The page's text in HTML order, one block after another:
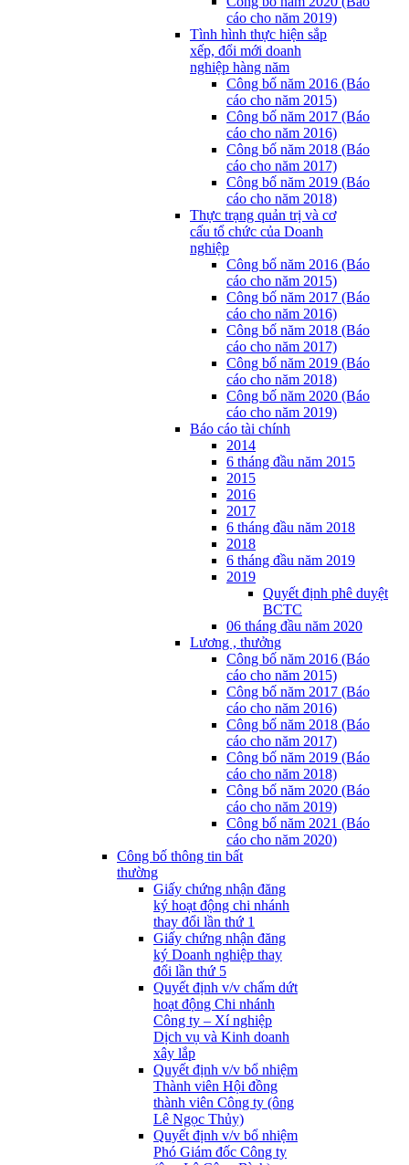
cáo cho năm 2019)
Tình hình thực hiện sắp
xếp, đổi mới doanh
nghiệp hàng năm
Công bố năm 2016 (Báo
cáo cho năm 2015)
Công bố năm 2017 (Báo
cáo cho năm 2016)
Công bố năm 2018 (Báo
cáo cho năm 2017)
Công bố năm 2019 (Báo
cáo cho năm 2018)
Thực trạng quản trị và cơ
cấu tổ chức của Doanh
nghiệp
Công bố năm 2016 (Báo
cáo cho năm 2015)
Công bố năm 2017 (Báo
cáo cho năm 2016)
Công bố năm 2018 (Báo
cáo cho năm 2017)
Công bố năm 2019 (Báo
cáo cho năm 2018)
Công bố năm 2020 (Báo
cáo cho năm 2019)
Báo cáo tài chính
2014
6 tháng đầu năm 2015
2015
2016
2017
6 tháng đầu năm 2018
2018
6 tháng đầu năm 2019
2019
Quyết định phê duyệt
BCTC
06 tháng đầu năm 2020
Lương , thưởng
Công bố năm 2016 (Báo
cáo cho năm 2015)
Công bố năm 2017 (Báo
cáo cho năm 2016)
Công bố năm 2018 (Báo
cáo cho năm 2017)
Công bố năm 2019 (Báo
cáo cho năm 2018)
Công bố năm 2020 (Báo
cáo cho năm 2019)
Công bố năm 2021 (Báo
cáo cho năm 2020)
Công bố thông tin bất
thường
Giấy chứng nhận đăng
ký hoạt động chi nhánh
thay đổi lần thứ 1
Giấy chứng nhận đăng
ký Doanh nghiệp thay
đổi lần thứ 5
Quyết định v/v chấm dứt
hoạt động Chi nhánh
Công ty – Xí nghiệp
Dịch vụ và Kinh doanh
xây lắp
Quyết định v/v bổ nhiệm
Thành viên Hội đồng
thành viên Công ty (ông
Lê Ngọc Thủy)
Quyết định v/v bổ nhiệm
Phó Giám đốc Công ty